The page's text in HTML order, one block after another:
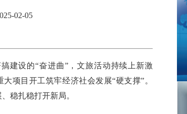
02-05
设的“奋进曲”，文旅活动持续上新激
项目开工筑牢经济社会发展“硬支撑”。
稳扎稳打开新局。